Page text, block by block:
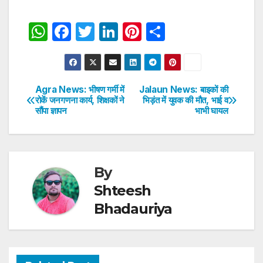
W
s
A
F
a
c
e
b
T
w
itt
er
Li
n
k
e
dI
Pi
nt
er
e
st
h
ar
e
Post
navigation
Jalaun News: बाइकों की
भिड़ंत में युवक की मौत, भाई व
भाभी घायल
Agra News: भीषण गर्मी में
रोकें जनगणना कार्य, शिक्षकों ने
सौंपा ज्ञापन
By
Shteesh
Bhadauriya